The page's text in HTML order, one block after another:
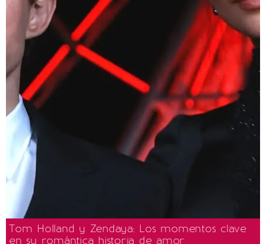
Tom Holland y Zendaya: Los momentos clave
en su romántica historia de amor